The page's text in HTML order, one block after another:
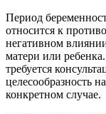
Период
относится к
негативном
матери или
требуется
целесообразность
конкретном случае.